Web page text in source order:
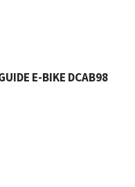
E-BIKE DCAB98